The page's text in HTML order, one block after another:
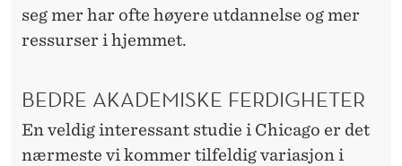
seg mer har ofte høyere utdannelse og mer
ressurser i hjemmet.
BEDRE AKADEMISKE FERDIGHETER
En veldig interessant studie i Chicago er det
nærmeste vi kommer tilfeldig variasjon i